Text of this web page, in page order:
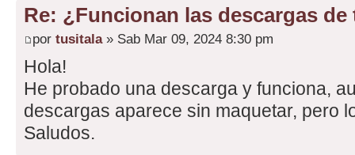
Re: ¿Funcionan las descargas
por tusitala» Sab Mar 09, 2024 8:30 pm
Hola!
He probado una descarga y funciona,
descargas aparece sin maquetar, pero
Saludos.